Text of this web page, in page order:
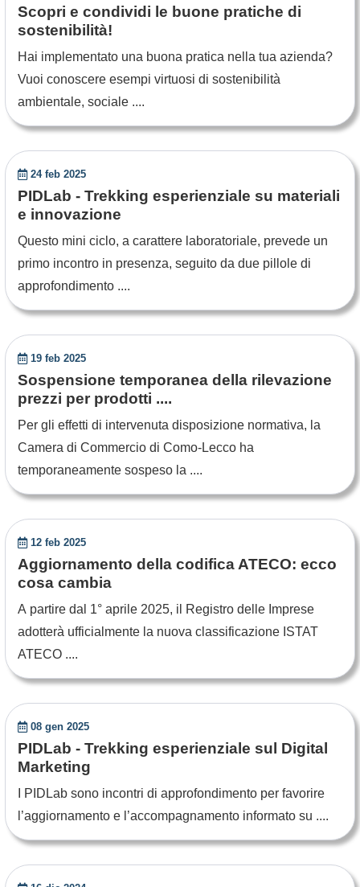
Scopri e condividi le buone pratiche di
sostenibilità!
Hai implementato una buona pratica nella tua azienda?
Vuoi conoscere esempi virtuosi di sostenibilità
ambientale, sociale ....
24 feb 2025
PIDLab - Trekking esperienziale su materiali
e innovazione
Questo mini ciclo, a carattere laboratoriale, prevede un
primo incontro in presenza, seguito da due pillole di
approfondimento ....
19 feb 2025
Sospensione temporanea della rilevazione
prezzi per prodotti ....
Per gli effetti di intervenuta disposizione normativa, la
Camera di Commercio di Como-Lecco ha
temporaneamente sospeso la ....
12 feb 2025
Aggiornamento della codifica ATECO: ecco
cosa cambia
A partire dal 1° aprile 2025, il Registro delle Imprese
adotterà ufficialmente la nuova classificazione ISTAT
ATECO ....
08 gen 2025
PIDLab - Trekking esperienziale sul Digital
Marketing
I PIDLab sono incontri di approfondimento per favorire
l’aggiornamento e l’accompagnamento informato su ....